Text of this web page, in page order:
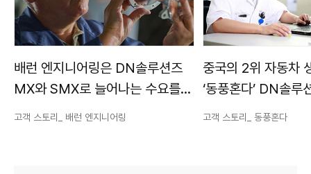
배런 엔지니어링은 DN솔루션즈
MX와 SMX로 늘어나는 수요를
충족시키고 있습니다.
고객 스토리_ 배런 엔지니어링
중국의 2위 자동차
‘동풍혼다’ DN솔루
고생산성, 고품질 실
고객 스토리_ 동풍혼다